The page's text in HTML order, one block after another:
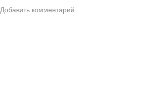
Добавить комментарий